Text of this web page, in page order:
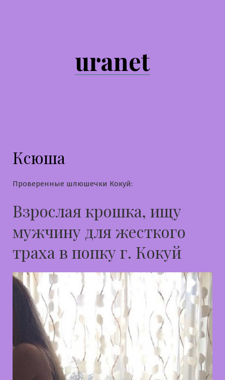
uranet
Ксюша
Проверенные шлюшечки Кокуй:
Взрослая крошка, ищу
мужчину для жесткого
траха в попку г. Кокуй